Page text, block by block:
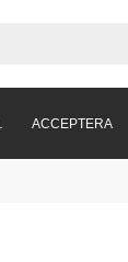
ACCEPTERA